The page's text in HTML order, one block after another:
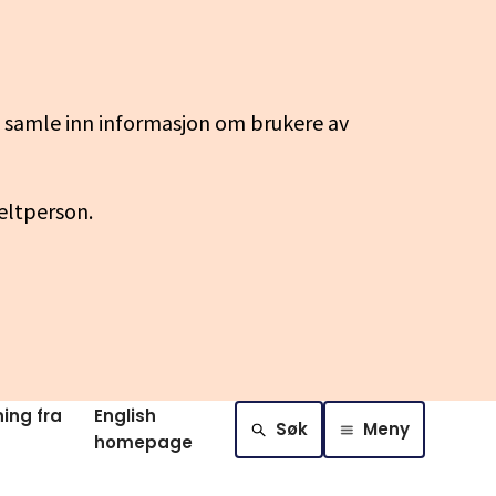
inn informasjon om brukere av
fra
English
homepage
Søk Meny